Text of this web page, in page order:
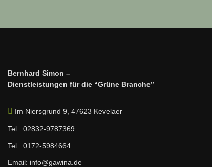
Bernhard Simon –
Dienstleistungen für die “Grüne Branche”
Im Niersgrund 9, 47623 Kevelaer
Tel.: 02832-9787369
Tel.: 0172-5984664
Email: info@gawina.de